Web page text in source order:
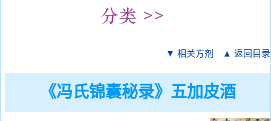
▼ 相关方剂 ▲ 返回目录
《冯氏锦囊秘录》五加皮酒